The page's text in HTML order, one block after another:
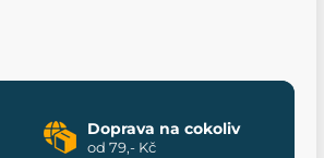
Doprava na cokoliv
od 79,- Kč